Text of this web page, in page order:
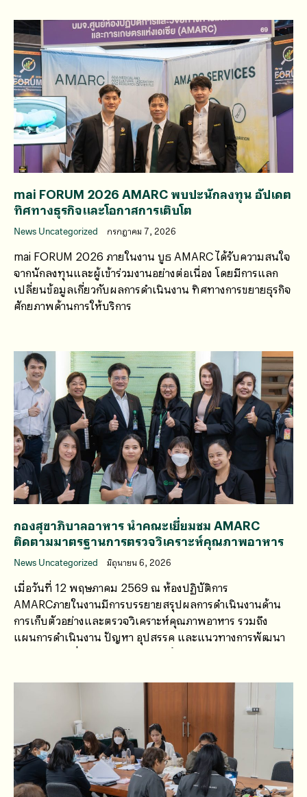
mai FORUM 2026 AMARC พบปะนักลงทุน อัปเดต
ทิศทางธุรกิจและโอกาสการเติบโต
News Uncategorized กรกฎาคม 7, 2026
mai FORUM 2026 ภายในงาน บูธ AMARC ได้รับความสนใจ
จากนักลงทุนและผู้เข้าร่วมงานอย่างต่อเนื่อง โดยมีการแลก
เปลี่ยนข้อมูลเกี่ยวกับผลการดำเนินงาน ทิศทางการขยายธุรกิจ
ศักยภาพด้านการให้บริการ
กองสุขาภิบาลอาหาร นำคณะเยี่ยมชม AMARC
ติดตามมาตรฐานการตรวจวิเคราะห์คุณภาพอาหาร
News Uncategorized มิถุนายน 6, 2026
เมื่อวันที่ 12 พฤษภาคม 2569 ณ ห้องปฏิบัติการ
AMARCภายในงานมีการบรรยายสรุปผลการดำเนินงานด้าน
การเก็บตัวอย่างและตรวจวิเคราะห์คุณภาพอาหาร รวมถึง
แผนการดำเนินงาน ปัญหา อุปสรรค และแนวทางการพัฒนา
งานร่วมกัน เพื่อยกระดับมาตรฐานด้านความปลอดภัยอาหาร